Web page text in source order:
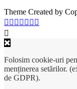
Theme Created by
Folosim cookie-uri
menținerea setărilor.
de GDPR).